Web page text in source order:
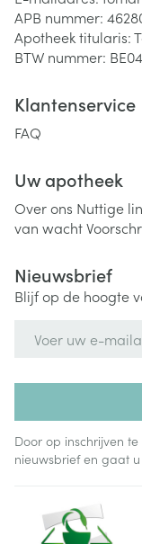
APB nummer:
Apotheek titularis:
BTW nummer:
Klantenservice
FAQ
Uw apotheek
Over ons Nuttige
van wacht
Nieuwsbrief
Blijf op de hoogte
Door op inschrijven
nieuwsbrief en gaat